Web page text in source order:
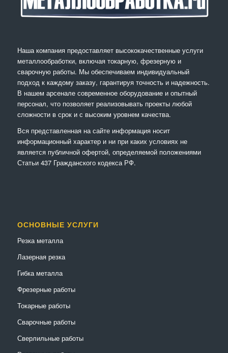
Наша компания предоставляет высококачественные услуги
металлообработки, включая токарную, фрезерную и
сварочную работы. Мы обеспечиваем индивидуальный
подход к каждому заказу, гарантируя точность и надежность.
В нашем арсенале современное оборудование и опытный
персонал, что позволяет реализовывать проекты любой
сложности в срок и с высоким уровнем качества.
Вся представленная на сайте информация носит
информационный характер и ни при каких условиях не
является публичной офертой, определяемой положениями
Статьи 437 Гражданского кодекса РФ.
ОСНОВНЫЕ УСЛУГИ
Резка металла
Лазерная резка
Гибка металла
Фрезерные работы
Токарные работы
Сварочные работы
Сверлильные работы